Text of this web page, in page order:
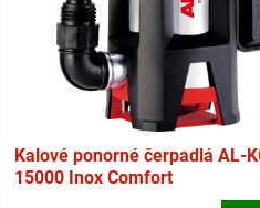
Kalové ponorné čerpadlá AL-
15000 Inox Comfort